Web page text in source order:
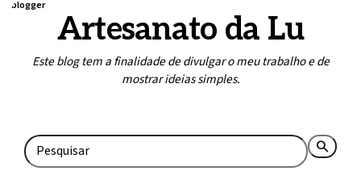
blogger
Artesanato da Lu
Este blog tem a finalidade de divulgar o meu trabalho e de
mostrar ideias simples.
search